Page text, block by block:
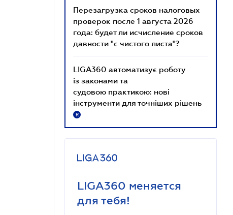
Перезагрузка сроков налоговых
проверок после 1 августа 2026
года: будет ли исчисление сроков
давности "с чистого листа"?
LIGA360 автоматизує роботу
із законами та
судовою практикою: нові
інструменти для точніших рішень
R
LIGA360 меняется
для тебя!